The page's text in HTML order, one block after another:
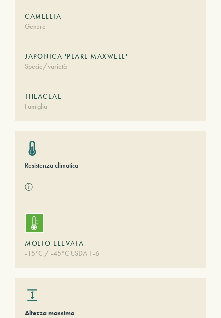
CAMELLIA
Genere
JAPONICA 'PEARL MAXWELL'
Specie/varietà
THEACEAE
Famiglia
Resistenza climatica
ⓘ
MOLTO ELEVATA
-15°C / -45°C USDA 1-6
Altezza massima